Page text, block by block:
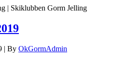
| Skiklubben Gorm Jelling
| By OkGormAdmin